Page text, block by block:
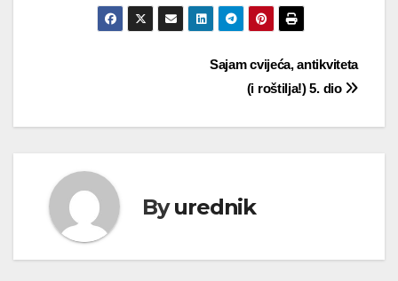
Sajam cvijeća, antikviteta
(i roštilja!) 5. dio
Byurednik